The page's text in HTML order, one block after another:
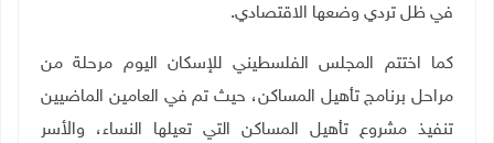
في ظل تردي وضعها الاقتصادي.
كما اختتم المجلس الفلسطيني للإسكان اليوم مرحلة من
مراحل برنامج تأهيل المساكن، حيث تم في العامين الماضيين
تنفيذ مشروع تأهيل المساكن التي تعيلها النساء، والأسر